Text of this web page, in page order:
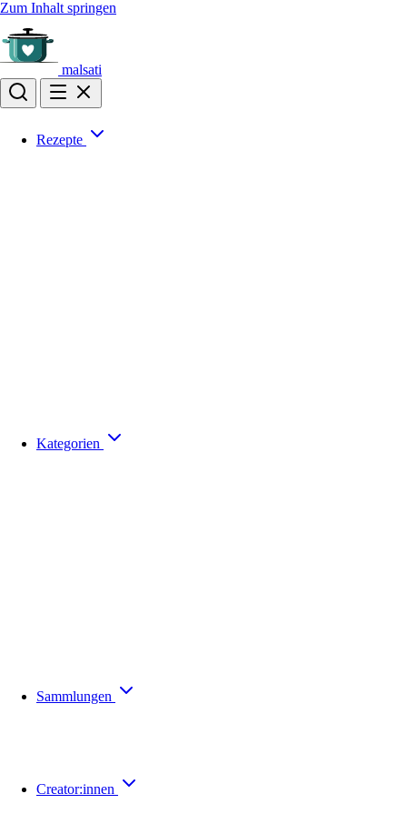
Zum Inhalt springen
malsati
Rezepte
Kategorien
Sammlungen
Creator:innen